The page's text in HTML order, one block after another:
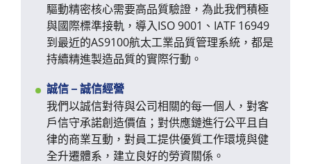
驅動精密核心需要高品質驗證，為此我們積極
與國際標準接軌，導入ISO 9001、IATF 16949
到最近的AS9100航太工業品質管理系統，都是
持續精進製造品質的實際行動。
誠信 – 誠信經營
我們以誠信對待與公司相關的每一個人，對客
戶信守承諾創造價值；對供應鏈進行公平且自
律的商業互動，對員工提供優質工作環境與健
全升遷體系，建立良好的勞資關係。